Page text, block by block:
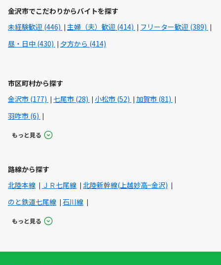
金沢市でこだわりからバイトを探す
未経験歓迎 (446)
主婦（夫）歓迎 (414)
フリーター歓迎 (389)
昼・日中 (430)
夕方から (414)
市区町村から探す
金沢市 (177)
七尾市 (28) 小松市 (52)
加賀市 (81)
羽咋市 (6)
もっと見る
路線から探す
北陸本線
ＪＲ七尾線
北陸新幹線(上越妙高−金沢)
のと鉄道七尾線
石川線
もっと見る